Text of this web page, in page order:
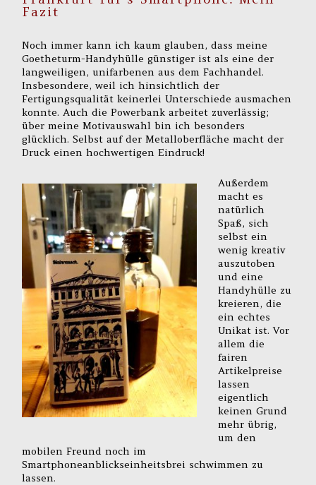
Fazit
Noch immer kann ich kaum glauben, dass meine
Goetheturm-Handyhülle günstiger ist als eine der
langweiligen, unifarbenen aus dem Fachhandel.
Insbesondere, weil ich hinsichtlich der
Fertigungsqualität keinerlei Unterschiede ausmachen
konnte. Auch die Powerbank arbeitet zuverlässig;
über meine Motivauswahl bin ich besonders
glücklich. Selbst auf der Metalloberfläche macht der
Druck einen hochwertigen Eindruck!
Außerdem
macht es
natürlich
Spaß, sich
selbst ein
wenig kreativ
auszutoben
und eine
Handyhülle zu
kreieren, die
ein echtes
Unikat ist. Vor
allem die
fairen
Artikelpreise
lassen
eigentlich
keinen Grund
mehr übrig,
um den
mobilen Freund noch im
Smartphoneanblickseinheitsbrei schwimmen zu
lassen.